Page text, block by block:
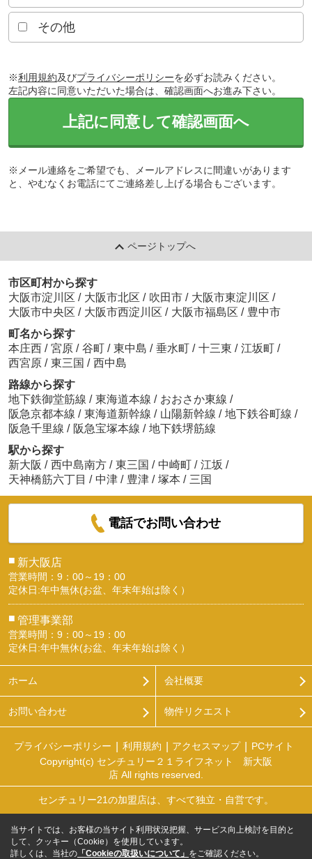
その他
※利用規約及びプライバシーポリシーを必ずお読みください。
左記内容に同意いただいた場合は、確認画面へお進み下さい。
上記に同意して確認画面へ
※メール連絡をご希望でも、メールアドレスに間違いがあります
と、やむなくお電話にてご連絡差し上げる場合もございます。
ページトップへ
市区町村から探す
大阪市淀川区 / 大阪市北区 / 吹田市 / 大阪市東淀川区 /
大阪市中央区 / 大阪市西淀川区 / 大阪市福島区 / 豊中市
町名から探す
本庄西 / 宮原 / 谷町 / 東中島 / 垂水町 / 十三東 / 江坂町 /
西宮原 / 東三国 / 西中島
路線から探す
地下鉄御堂筋線 / 東海道本線 / おおさか東線 /
阪急京都本線 / 東海道新幹線 / 山陽新幹線 / 地下鉄谷町線 /
阪急千里線 / 阪急宝塚本線 / 地下鉄堺筋線
駅から探す
新大阪 / 西中島南方 / 東三国 / 中崎町 / 江坂 /
天神橋筋六丁目 / 中津 / 豊津 / 塚本 / 三国
電話でお問い合わせ
■ 新大阪店
営業時間：9：00～19：00
定休日:年中無休(お盆、年末年始は除く）
■ 管理事業部
営業時間：9：00～19：00
定休日:年中無休(お盆、年末年始は除く）
ホーム 会社概要
お問い合わせ 物件リクエスト
プライバシーポリシー 利用規約 アクセスマップ
PCサイト
Copyright(c) センチュリー２１ライフネット 新大阪
店 All rights reserved.
センチュリー21の加盟店は、すべて独立・自営です。
当サイトでは、お客様の当サイト利用状況把握、サービス向上検討を目的と
して、クッキー（Cookie）を使用しています。
詳しくは、当社の 「Cookieの取扱いについて」 をご確認ください。